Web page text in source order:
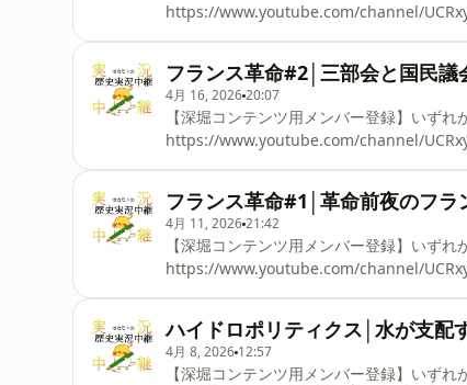
https://www.youtube.com/channel/
https://www.youtube.com/
https://www.youtube.com/
https://www.youtube.com/
フランス革命#2│三部会と国民議
4月 16, 202620:07
【深堀コンテンツ用メンバー登録】いず
https://www.youtube.com/channel/
https://www.youtube.com/
https://www.youtube.com/
https://www.youtube.com/
フランス革命#1│革命前夜のフラ
4月 11, 202621:42
【深堀コンテンツ用メンバー登録】いず
https://www.youtube.com/channel/
https://www.youtube.com/
https://www.youtube.com/
https://www.youtube.com/
ハイドロポリティクス│水が支配
4月 8, 2026 12:57
【深堀コンテンツ用メンバー登録】いず